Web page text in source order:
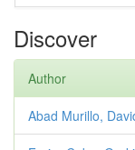
Discover
Author
Abad Murillo,